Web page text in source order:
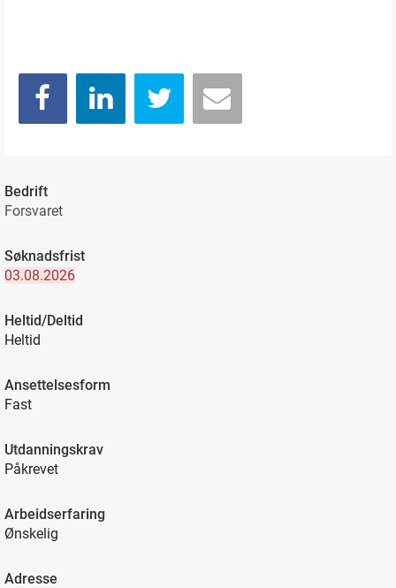
Bedrift
Forsvaret
Søknadsfrist
03.08.2026
Heltid/Deltid
Heltid
Ansettelsesform
Fast
Utdanningskrav
Påkrevet
Arbeidserfaring
Ønskelig
Adresse